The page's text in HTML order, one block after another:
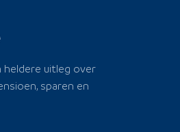
heldere uitleg over
sparen en